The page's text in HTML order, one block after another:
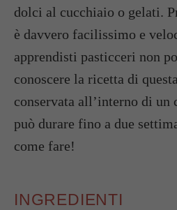
dolci al cucchiaio o gelati.
è davvero facilissimo e
apprendisti pasticceri non
conoscere la ricetta di
conservata all’interno di un
può durare fino a due
come fare!
INGREDIENTI